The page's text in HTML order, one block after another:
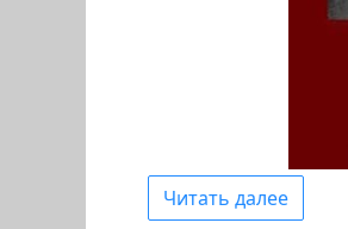
Читать далее